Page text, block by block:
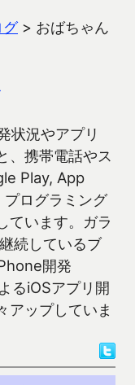
> おばちゃん
状況やアプリ
、携帯電話やス
Play, App
ログラミング
ています。ガラ
続しているブ
開発
るiOSアプリ開
アップしていま